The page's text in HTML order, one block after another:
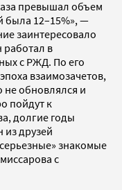
превышал объем
была 12–15%», —
заинтересовало
работал в
с РЖД. По его
взаимозачетов,
обновлялся и
пойдут к
долгие годы
друзей
знакомые
с